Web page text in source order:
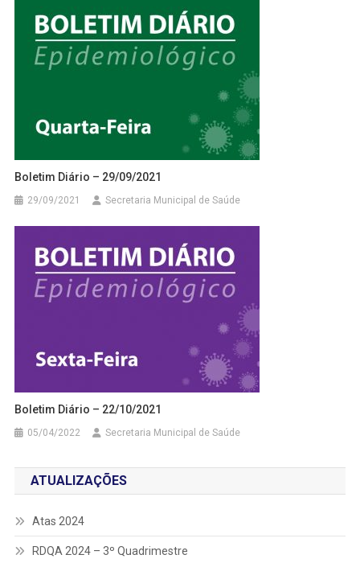
Boletim Diário – 29/09/2021
29/09/2021 Secretaria Municipal de Saúde
Boletim Diário – 22/10/2021
05/04/2022 Secretaria Municipal de Saúde
ATUALIZAÇÕES
Atas 2024
RDQA 2024 – 3º Quadrimestre